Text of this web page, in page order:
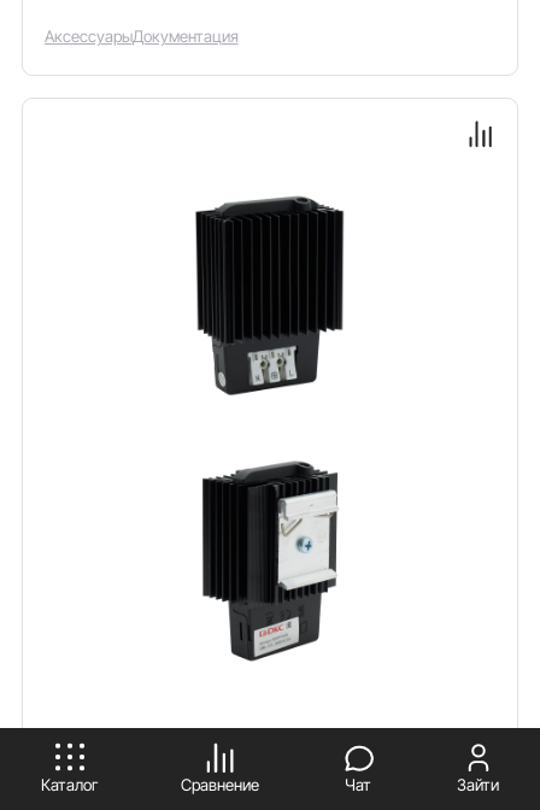
АксессуарыДокументация
Каталог Сравнение Чат Зайти
ПРИНИМАЮ